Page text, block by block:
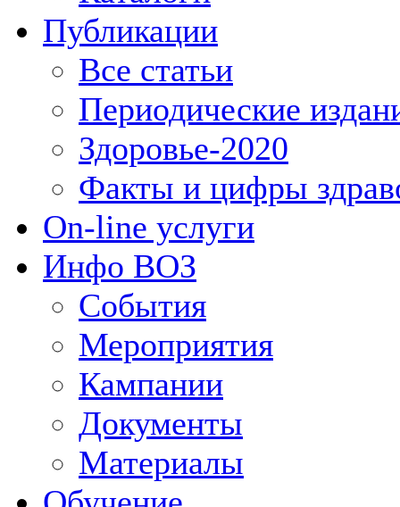
Публикации
Все статьи
Периодические
Здоровье-2020
Факты и цифры
On-line услуги
Инфо ВОЗ
События
Мероприятия
Кампании
Документы
Материалы